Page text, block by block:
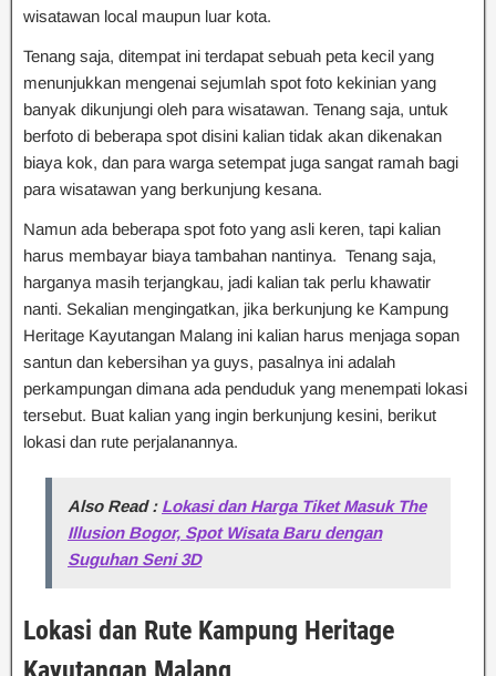
wisatawan local maupun luar kota.
Tenang saja, ditempat ini terdapat sebuah peta kecil yang
menunjukkan mengenai sejumlah spot foto kekinian yang
banyak dikunjungi oleh para wisatawan. Tenang saja, untuk
berfoto di beberapa spot disini kalian tidak akan dikenakan
biaya kok, dan para warga setempat juga sangat ramah bagi
para wisatawan yang berkunjung kesana.
Namun ada beberapa spot foto yang asli keren, tapi kalian
harus membayar biaya tambahan nantinya. Tenang saja,
harganya masih terjangkau, jadi kalian tak perlu khawatir
nanti. Sekalian mengingatkan, jika berkunjung ke Kampung
Heritage Kayutangan Malang ini kalian harus menjaga sopan
santun dan kebersihan ya guys, pasalnya ini adalah
perkampungan dimana ada penduduk yang menempati lokasi
tersebut. Buat kalian yang ingin berkunjung kesini, berikut
lokasi dan rute perjalanannya.
Also Read : Lokasi dan Harga Tiket Masuk The
Illusion Bogor, Spot Wisata Baru dengan
Suguhan Seni 3D
Lokasi dan Rute Kampung Heritage